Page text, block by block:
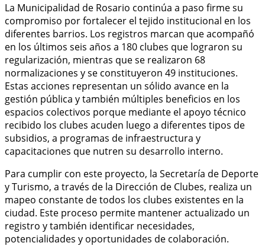
La Municipalidad de Rosario continúa a paso firme su
compromiso por fortalecer el tejido institucional en los
diferentes barrios. Los registros marcan que acompañó
en los últimos seis años a 180 clubes que lograron su
regularización, mientras que se realizaron 68
normalizaciones y se constituyeron 49 instituciones.
Estas acciones representan un sólido avance en la
gestión pública y también múltiples beneficios en los
espacios colectivos porque mediante el apoyo técnico
recibido los clubes acuden luego a diferentes tipos de
subsidios, a programas de infraestructura y
capacitaciones que nutren su desarrollo interno.
Para cumplir con este proyecto, la Secretaría de Deporte
y Turismo, a través de la Dirección de Clubes, realiza un
mapeo constante de todos los clubes existentes en la
ciudad. Este proceso permite mantener actualizado un
registro y también identificar necesidades,
potencialidades y oportunidades de colaboración.